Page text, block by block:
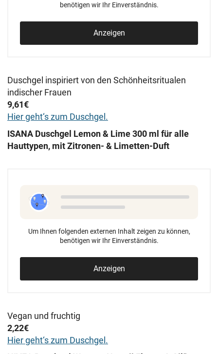
benötigen wir Ihr Einverständnis.
Anzeigen
Duschgel inspiriert von den Schönheitsritualen
indischer Frauen
9,61€
Hier geht‘s zum Duschgel.
ISANA Duschgel Lemon & Lime 300 ml für alle
Hauttypen, mit Zitronen- & Limetten-Duft
Um Ihnen folgenden externen Inhalt zeigen zu können,
benötigen wir Ihr Einverständnis.
Anzeigen
Vegan und fruchtig
2,22€
Hier geht‘s zum Duschgel.